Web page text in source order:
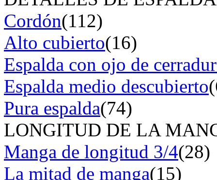
Cordón(112)
Alto cubierto(16)
Espalda con ojo de
Espalda medio descubierto
Pura espalda(74)
LONGITUD DE LA
Manga de longitud 3/4(28)
La mitad de manga(15)